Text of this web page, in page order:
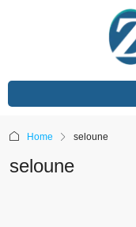
Home seloune
seloune